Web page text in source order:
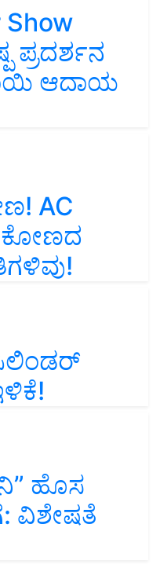
Show
ಪ್ರದರ್ಶನ
ಆದಾಯ
AC
ಕೋಣದ
ಹೊಸ
ವಿಶೇಷತೆ